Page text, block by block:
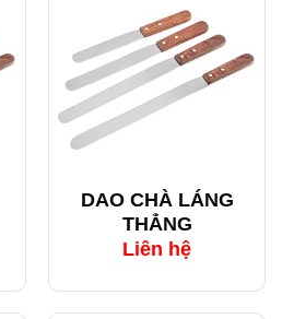
DAO CHÀ LÁNG
THẲNG
Liên hệ